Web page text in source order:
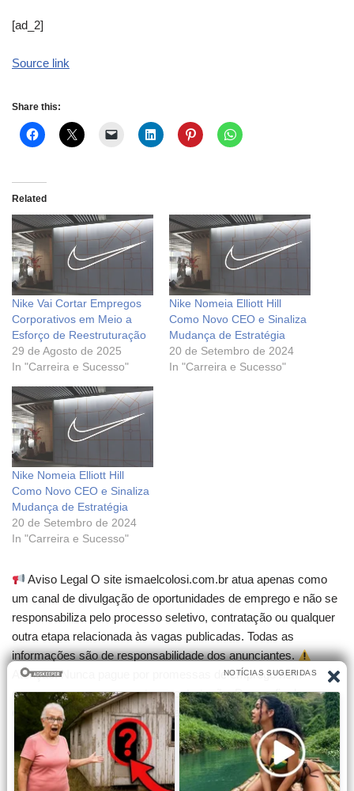
[ad_2]
Source link
Share this:
Related
Nike Vai Cortar Empregos
Corporativos em Meio a
Esforço de Reestruturação
29 de Agosto de 2025
In "Carreira e Sucesso"
Nike Nomeia Elliott Hill
Como Novo CEO e Sinaliza
Mudança de Estratégia
20 de Setembro de 2024
In "Carreira e Sucesso"
Nike Nomeia Elliott Hill
Como Novo CEO e Sinaliza
Mudança de Estratégia
20 de Setembro de 2024
In "Carreira e Sucesso"
Aviso Legal O site ismaelcolosi.com.br atua apenas como
um canal de divulgação de oportunidades de emprego e não se
responsabiliza pelo processo seletivo, contratação ou qualquer
outra etapa relacionada às vagas publicadas. Todas as
informações são de responsabilidade dos anunciantes.
Atenção! Nunca pague por promessas de emprego nem
compre cursos que garantam contratação. Desconfie de
qualquer cobrança para participar de seleções.